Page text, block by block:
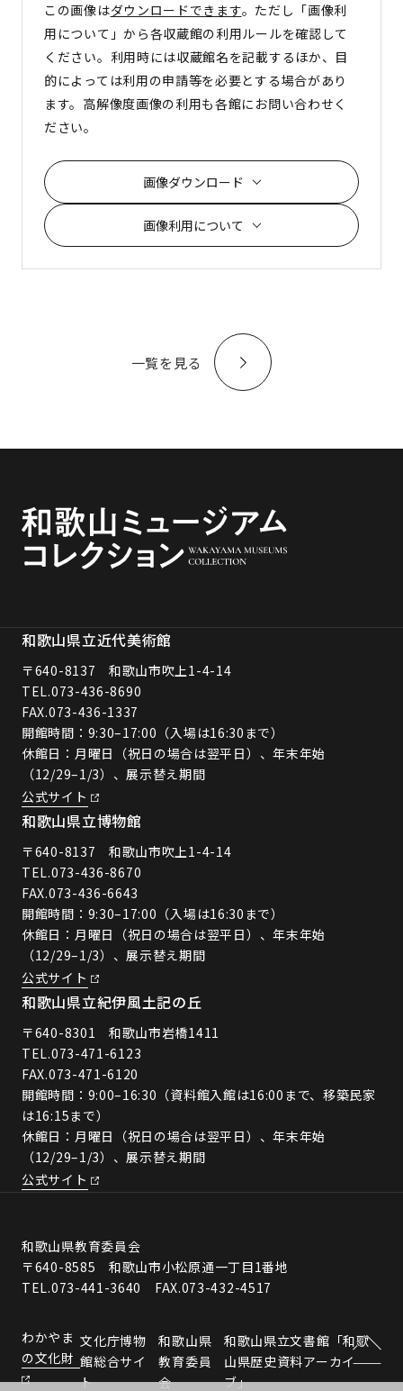
この画像はダウンロードできます。ただし「画像利
用について」から各収蔵館の利用ルールを確認して
ください。利用時には収蔵館名を記載するほか、目
的によっては利用の申請等を必要とする場合があり
ます。高解像度画像の利用も各館にお問い合わせく
ださい。
画像ダウンロード
画像利用について
一覧を見る
和歌山県立近代美術館
〒640-8137 和歌山市吹上1-4-14
TEL.073-436-8690
FAX.073-436-1337
開館時間：9:30–17:00（入場は16:30まで）
休館日：月曜日（祝日の場合は翌平日）、年末年始
（12/29–1/3）、展示替え期間
公式サイト
和歌山県立博物館
〒640-8137 和歌山市吹上1-4-14
TEL.073-436-8670
FAX.073-436-6643
開館時間：9:30–17:00（入場は16:30まで）
休館日：月曜日（祝日の場合は翌平日）、年末年始
（12/29–1/3）、展示替え期間
公式サイト
和歌山県立紀伊風土記の丘
〒640-8301 和歌山市岩橋1411
TEL.073-471-6123
FAX.073-471-6120
開館時間：9:00–16:30（資料館入館は16:00まで、移築民家
は16:15まで）
休館日：月曜日（祝日の場合は翌平日）、年末年始
（12/29–1/3）、展示替え期間
公式サイト
和歌山県教育委員会
〒640-8585 和歌山市小松原通一丁目1番地
TEL.073-441-3640 FAX.073-432-4517
わかやま
の文化財
文化庁博物
館総合サイ
ト
和歌山県
教育委員
会
和歌山県立文書館「和歌
山県歴史資料アーカイ
ブ」